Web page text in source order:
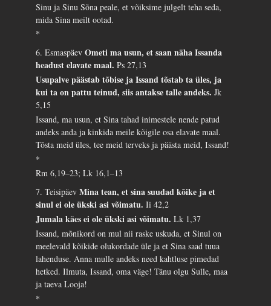
Sinu ja Sinu Sõna peale, et võiksime julgelt teha seda,
mida Sina meilt ootad.
*
6. EsmaspäevOmeti ma usun, et saan näha Issanda
headust elavate maal.Ps 27,13
Usupalve päästab tõbise ja Issand tõstab ta üles, ja
kui ta on pattu teinud, siis antakse talle andeks.Jk
5,15
Issand, ma usun, et Sina tahad inimestele nende patud
andeks anda ja kinkida meile kõigile osa elavate maal.
Tõsta meid üles, tee meid terveks ja päästa meid, Issand!
*
Rm 6,19–23; Lk 16,1–13
7. TeisipäevMina tean, et sina suudad kõike ja et
sinul ei ole ükski asi võimatu.Ii 42,2
Jumala käes ei ole ükski asi võimatu.Lk 1,37
Issand, mõnikord on mul nii raske uskuda, et Sinul on
meelevald kõikide olukordade üle ja et Sina saad tuua
lahenduse. Anna mulle andeks need kahtluse pimedad
hetked. Ilmuta, Issand, oma väge! Tänu olgu Sulle, maa
ja taeva Looja!
*